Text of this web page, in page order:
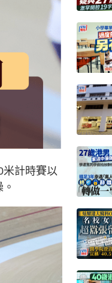
計時賽以